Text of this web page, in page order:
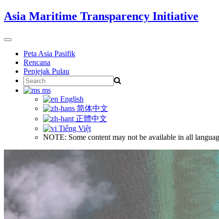
Skip
to
Asia Maritime Transparency Initiative
Toggle
navigationPeta Asia Pasifik
Rencana
Penjejak Pulau
Search
for:
ms
English
简体中文
正體中文
Tiếng Việt
NOTE: Some content may not be available in all